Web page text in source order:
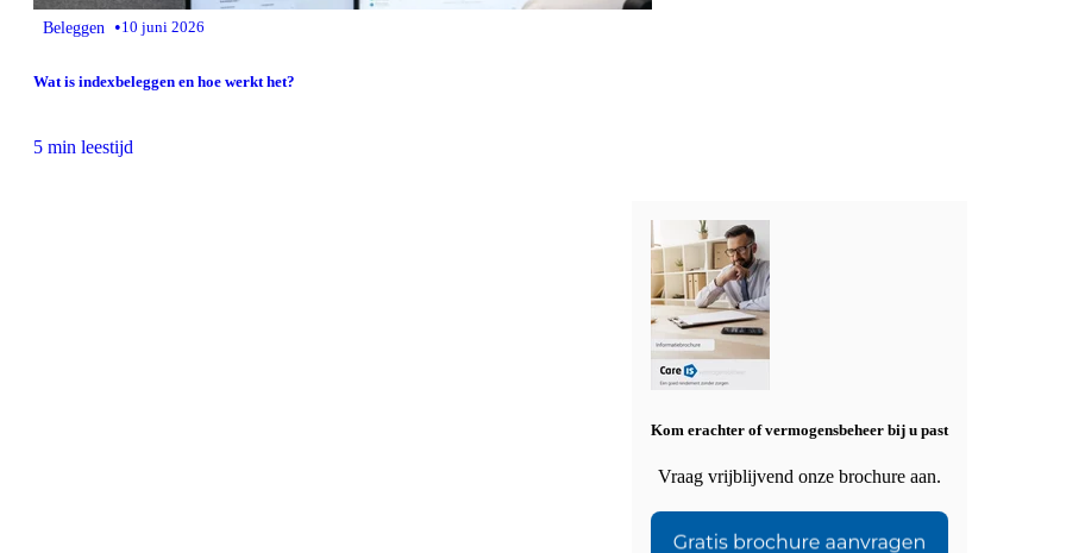
Beleggen •10 juni 2026
Wat is indexbeleggen en hoe werkt het?
5 min leestijd
Kom erachter of vermogensbeheer bij u past
Vraag vrijblijvend onze brochure aan.